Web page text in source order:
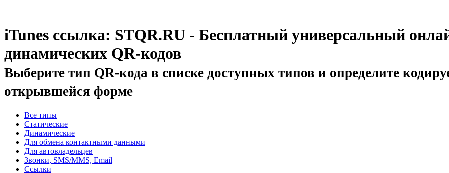
iTunes ссылка: STQR.RU - Бесплатный универсальный
динамических QR-кодов
Выберите тип QR-кода в списке доступных типов и определите
открывшейся форме
Все типы
Статические
Динамические
Для обмена контактными данными
Для автовладельцев
Звонки, SMS/MMS, Email
Ссылки